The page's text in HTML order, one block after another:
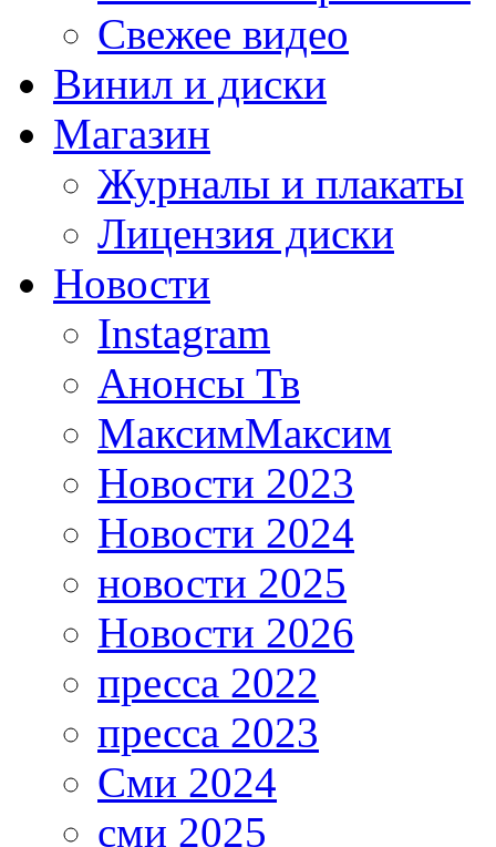
Свежее видео
Винил и диски
Магазин
Журналы и плакаты
Лицензия диски
Новости
Instagram
Анонсы Тв
МаксимМаксим
Новости 2023
Новости 2024
новости 2025
Новости 2026
пресса 2022
пресса 2023
Сми 2024
сми 2025